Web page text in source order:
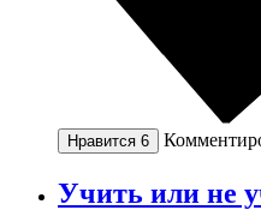
Нравится 6
Учить или не